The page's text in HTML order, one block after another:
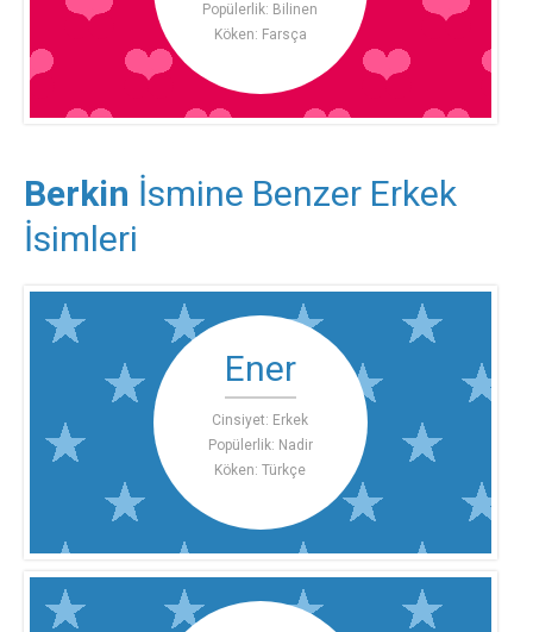
Popülerlik: Bilinen
Köken: Farsça
Berkin İsmine Benzer Erkek
İsimleri
Ener
Cinsiyet: Erkek
Popülerlik: Nadir
Köken: Türkçe